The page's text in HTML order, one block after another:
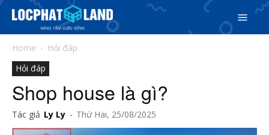
Search
Home
Hỏi đáp
Hỏi đáp
Shop house là gì?
Tác giả Ly Ly - Thứ Hai, 25/08/2025